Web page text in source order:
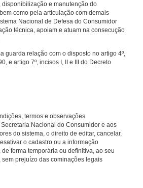
e manutenção do
como pela articulação com demais
Nacional de Defesa do Consumidor
técnica, apoiam e atuam na consecução
guarda relação com o disposto no artigo 4º,
e artigo 7º, incisos I, II e III do Decreto
termos e observações
Nacional do Consumidor e aos
do sistema, o direito de editar, cancelar,
o cadastro ou a informação
forma temporária ou definitiva, ao seu
prejuízo das cominações legais